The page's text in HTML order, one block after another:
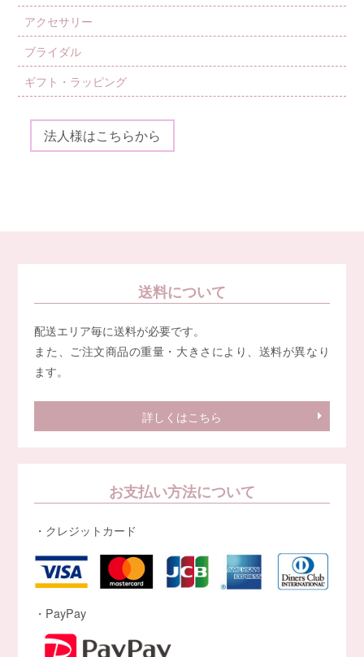
アクセサリー
ブライダル
ギフト・ラッピング
法人様はこちらから
送料について
配送エリア毎に送料が必要です。
また、ご注文商品の重量・大きさにより、送料が異なり
ます。
詳しくはこちら
お支払い方法について
・クレジットカード
・PayPay